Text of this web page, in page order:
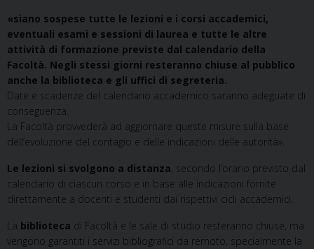
«siano sospese tutte le lezioni e i corsi accademici,
eventuali esami e sessioni di laurea e tutte le altre
attività di formazione previste dal calendario della
Facoltà. Negli stessi giorni resteranno chiuse al pubblico
anche la biblioteca e gli uffici di segreteria.
Date e scadenze del calendario accademico saranno adeguate di
conseguenza.
La Facoltà provvederà ad aggiornare queste misure sulla base
dell’evoluzione del contagio e delle indicazioni delle autorità».
Le lezioni si svolgono a distanza, secondo l’orario previsto dal
calendario di ciascun corso e in base alle indicazioni fornite
direttamente a docenti e studenti dai rispettivi cicli accademici.
La biblioteca di Facoltà e le sale di studio resteranno chiuse, ma
vengono garantiti i servizi bibliografici da remoto, specialmente la